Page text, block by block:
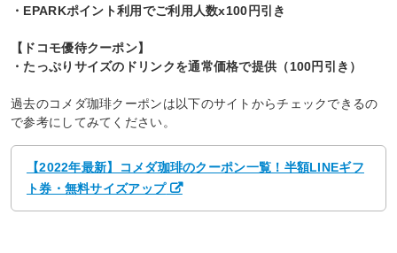
・EPARKポイント利用でご利用人数x100円引き
【ドコモ優待クーポン】
・たっぷりサイズのドリンクを通常価格で提供（100円引き）
過去のコメダ珈琲クーポンは以下のサイトからチェックできるの
で参考にしてみてください。
【2022年最新】コメダ珈琲のクーポン一覧！半額LINEギフ
ト券・無料サイズアップ